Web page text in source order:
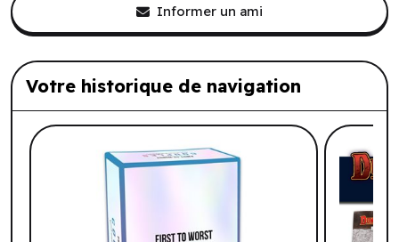
Informer un ami
Votre historique de navigation
Liste de produits suggérés: Votre